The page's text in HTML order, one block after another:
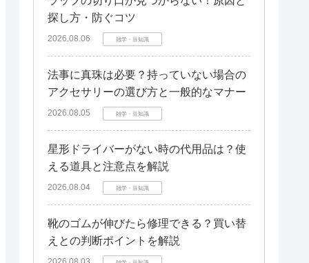
探し方・防ぐコツ
2026.08.06 雑学・豆知識
法事に真珠は必要？持っていない場合の
アクセサリーの選び方と一般的なマナー
2026.08.05 雑学・豆知識
星形ドライバーがない時の代用品は？使
える道具と注意点を解説
2026.08.04 雑学・豆知識
靴のゴムが伸びたら修理できる？買い替
えとの判断ポイントを解説